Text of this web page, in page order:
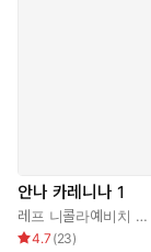
안나 카레니나 1
레프 니콜라예비치 톨스토이
4.7 (23)